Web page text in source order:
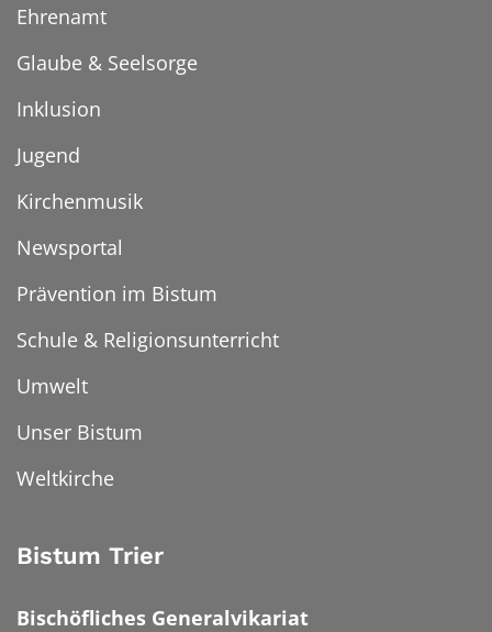
Ehrenamt
Glaube & Seelsorge
Inklusion
Jugend
Kirchenmusik
Newsportal
Prävention im Bistum
Schule & Religionsunterricht
Umwelt
Unser Bistum
Weltkirche
Bistum Trier
Bischöfliches Generalvikariat